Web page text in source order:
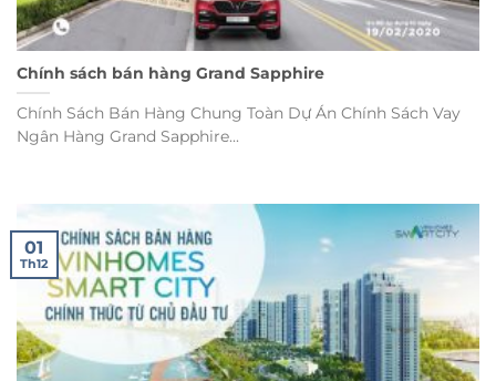
Chính sách bán hàng Grand Sapphire
Chính Sách Bán Hàng Chung Toàn Dự Án Chính Sách Vay
Ngân Hàng Grand Sapphire...
01
Th12